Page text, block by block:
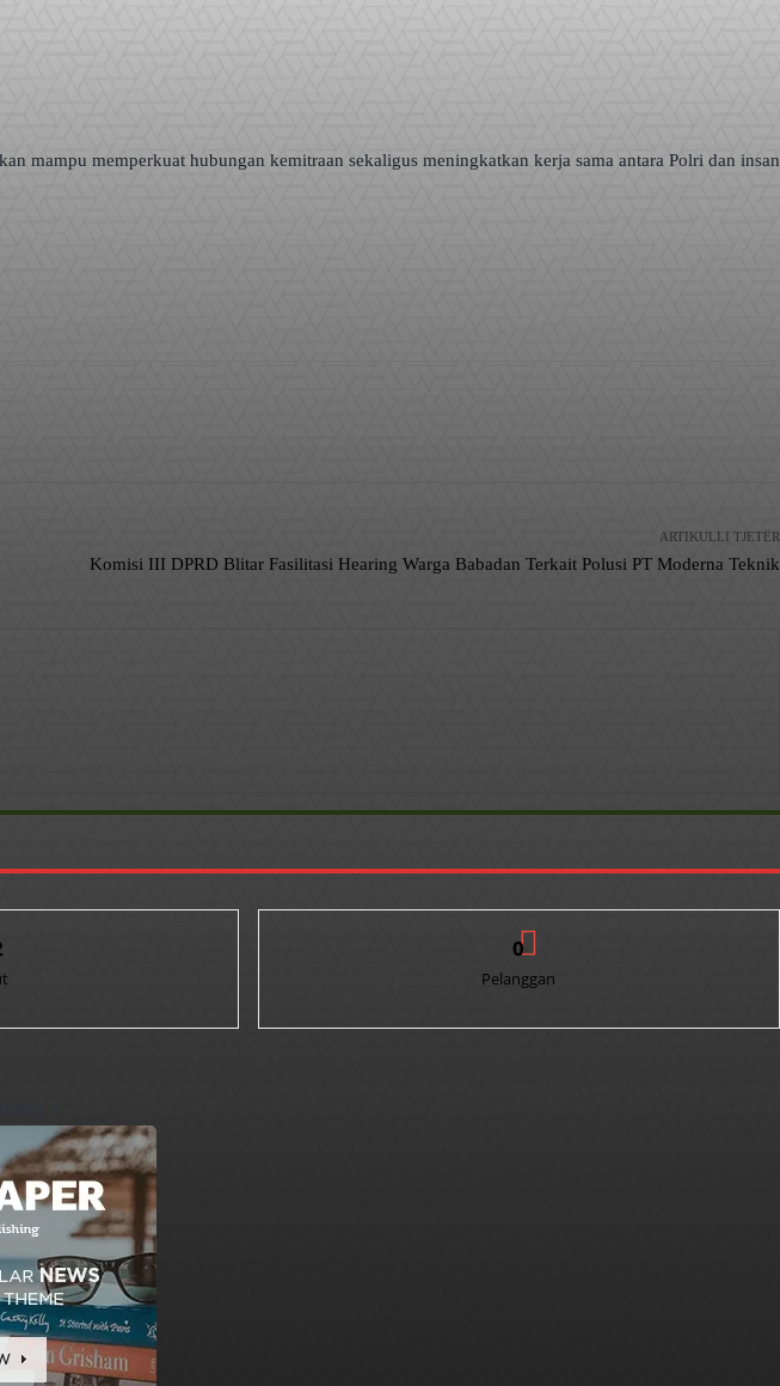
mampu memperkuat hubungan kemitraan sekaligus meningkatkan kerja sama antara Polri dan insan
ARTIKULLI TJETËR
Komisi III DPRD Blitar Fasilitasi Hearing Warga Babadan Terkait Polusi PT Moderna Teknik
0
Pelanggan